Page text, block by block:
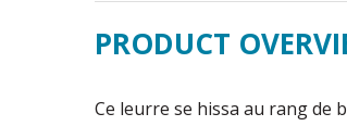
PRODUCT
Ce leurre se hissa au rang de